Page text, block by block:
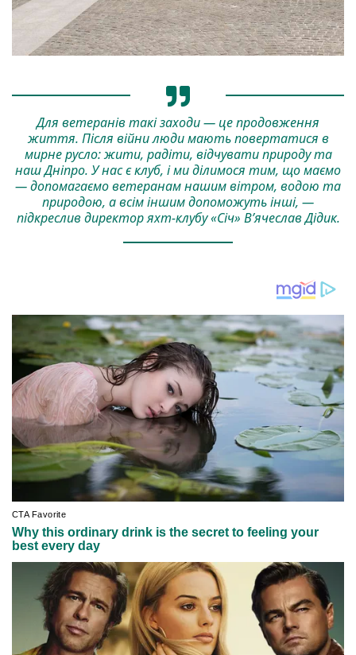
Для ветеранів такі заходи — це продовження
життя. Після війни люди мають повертатися в
мирне русло: жити, радіти, відчувати природу та
наш Дніпро. У нас є клуб, і ми ділимося тим, що маємо
— допомагаємо ветеранам нашим вітром, водою та
природою, а всім іншим допоможуть інші, —
підкреслив директор яхт-клубу «Січ» В’ячеслав Дідик.